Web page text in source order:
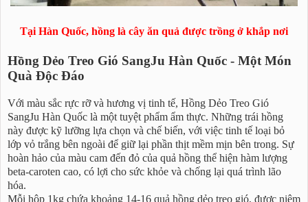
Tại Hàn Quốc, hồng là cây ăn quả được trồng ở khắp nơi
Hồng Dẻo Treo Gió SangJu Hàn Quốc - Một Món
Quà Độc Đáo
Với màu sắc rực rỡ và hương vị tinh tế, Hồng Dẻo Treo Gió
SangJu Hàn Quốc là một tuyệt phẩm ẩm thực. Những trái hồng
này được kỹ lưỡng lựa chọn và chế biến, với việc tinh tế loại bỏ
lớp vỏ trắng bên ngoài để giữ lại phần thịt mềm mịn bên trong. Sự
hoàn hảo của màu cam đến đỏ của quả hồng thể hiện hàm lượng
beta-caroten cao, có lợi cho sức khỏe và chống lại quá trình lão
hóa.
Mỗi hộp 1kg chứa khoảng 14-16 quả hồng dẻo treo gió, được niêm